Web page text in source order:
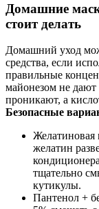
Домашние
стоит делать
Домашний уход
средства, если
правильные
майонезом не дают
проникают, а
Безопасные
Желатиновая
желатин
тщательно
кутикулы.
Пантенол +